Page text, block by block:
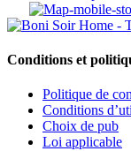
Conditions et
Politique de
Conditions
Choix de pub
Loi applicable